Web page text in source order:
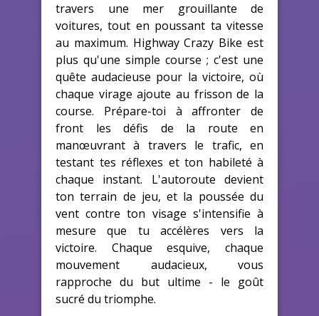
travers une mer grouillante de
voitures, tout en poussant ta vitesse
au maximum. Highway Crazy Bike est
plus qu'une simple course ; c'est une
quête audacieuse pour la victoire, où
chaque virage ajoute au frisson de la
course. Prépare-toi à affronter de
front les défis de la route en
manœuvrant à travers le trafic, en
testant tes réflexes et ton habileté à
chaque instant. L'autoroute devient
ton terrain de jeu, et la poussée du
vent contre ton visage s'intensifie à
mesure que tu accélères vers la
victoire. Chaque esquive, chaque
mouvement audacieux, vous
rapproche du but ultime - le goût
sucré du triomphe.